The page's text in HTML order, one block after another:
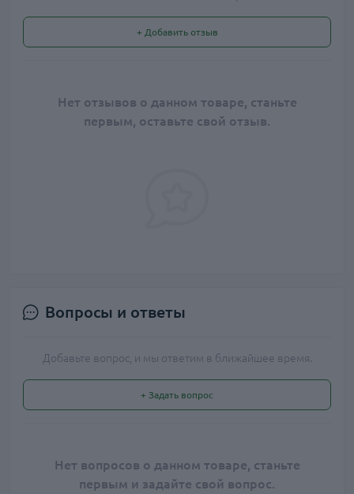
+ Добавить отзыв
Нет отзывов о данном товаре, станьте
первым, оставьте свой отзыв.
Вопросы и ответы
Добавьте вопрос, и мы ответим в ближайшее время.
+ Задать вопрос
Нет вопросов о данном товаре, станьте
первым и задайте свой вопрос.